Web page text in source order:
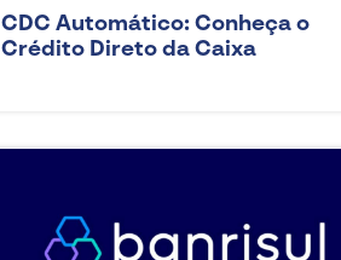
CDC Automático: Conheça o
Crédito Direto da Caixa